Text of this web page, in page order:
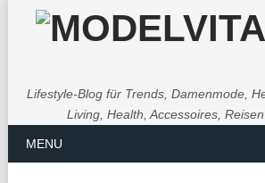
Lifestyle-Blog für Trends, Damenmode,
Living, Health, Accessoires, Reisen
MENU